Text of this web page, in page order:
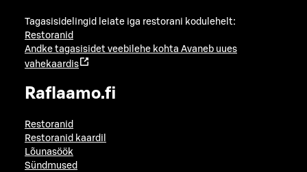
Tagasisidelingid leiate iga restorani kodulehelt:
Restoranid
Andke tagasisidet veebilehe kohta Avaneb uues
vahekaardis
Raflaamo.fi
Restoranid
Restoranid kaardil
Lõunasöök
Sündmused